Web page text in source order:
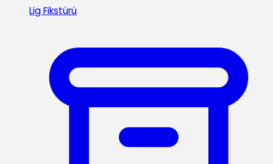
Lig Fikstürü